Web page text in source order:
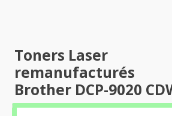
Toners Laser
remanufacturés
Brother DCP-9020